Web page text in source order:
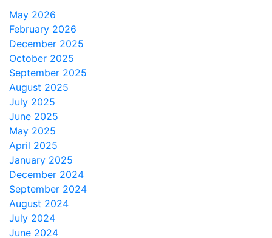
May 2026
February 2026
December 2025
October 2025
September 2025
August 2025
July 2025
June 2025
May 2025
April 2025
January 2025
December 2024
September 2024
August 2024
July 2024
June 2024